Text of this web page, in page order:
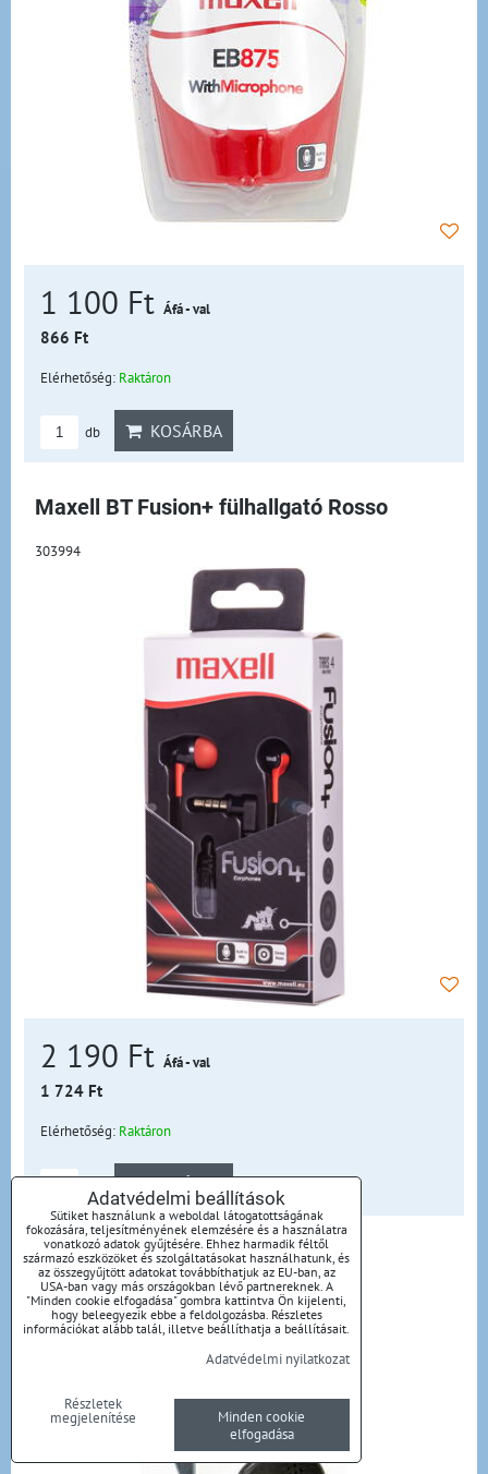
1 100 Ft Áfá - val
866 Ft
Elérhetőség: Raktáron
db KOSÁRBA
Maxell BT Fusion+ fülhallgató Rosso
303994
2 190 Ft Áfá - val
1 724 Ft
Elérhetőség: Raktáron
KOSÁRBA
Maxell EB-98 Fülhallgató, szürke
303456.02.CN
Adatvédelmi beállítások
Sütiket használunk a weboldal látogatottságának
fokozására, teljesítményének elemzésére és a használatra
vonatkozó adatok gyűjtésére. Ehhez harmadik féltől
származó eszközöket és szolgáltatásokat használhatunk, és
az összegyűjtött adatokat továbbíthatjuk az EU-ban, az
USA-ban vagy más országokban lévő partnereknek. A
"Minden cookie elfogadása" gombra kattintva Ön kijelenti,
hogy beleegyezik ebbe a feldolgozásba. Részletes
információkat alább talál, illetve beállíthatja a beállításait.
Adatvédelmi nyilatkozat
Részletek
megjelenítése
Minden cookie
elfogadása